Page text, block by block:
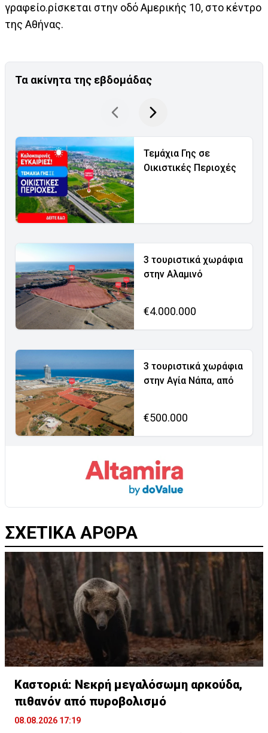
γραφείο.ρίσκεται στην οδό Αμερικής 10, στο κέντρο
της Αθήνας.
Τα ακίνητα της εβδομάδας
Τεμάχια Γης σε
Οικιστικές Περιοχές
3 τουριστικά χωράφια
στην Αλαμινό
€4.000.000
3 τουριστικά χωράφια
στην Αγία Νάπα, από
€500.000
ΣΧΕΤΙΚΑ ΑΡΘΡΑ
Καστοριά: Νεκρή μεγαλόσωμη αρκούδα,
πιθανόν από πυροβολισμό
08.08.2026 17:19